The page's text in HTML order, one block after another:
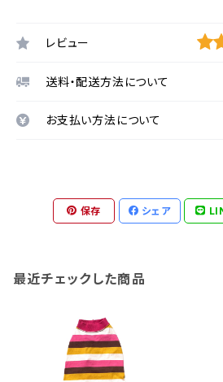
レビュー
送料・配送方法について
お支払い方法について
保存 シェア
最近チェックした商品